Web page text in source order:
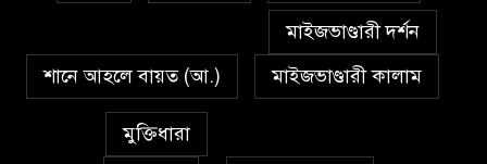
একমাত্র উপায় মহানবী (দঃ) আদর্শ
প্রেমাস্পদের গলি
শানে আহলে বায়ত (আ.)
মাইজভাণ্ডারী দর্শন
মাইজভাণ্ডারী কালাম
মুক্তিধারা